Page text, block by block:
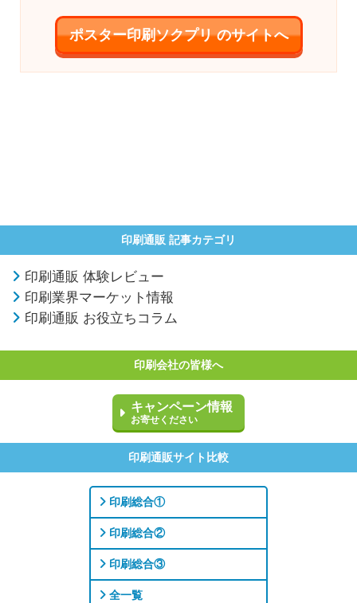
ポスター印刷ソクプリ のサイトへ
印刷通販 記事カテゴリ
印刷通販 体験レビュー
印刷業界マーケット情報
印刷通販 お役立ちコラム
印刷会社の皆様へ
キャンペーン情報
お寄せください
印刷通販サイト比較
印刷総合①
印刷総合②
印刷総合③
全一覧